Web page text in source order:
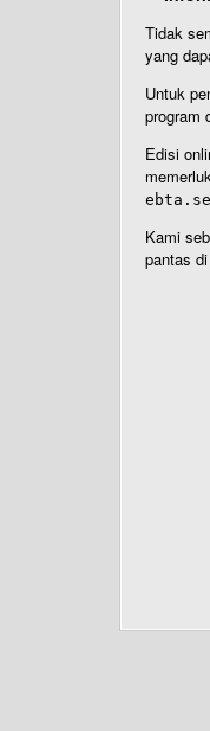
Tidak
yang
Untuk
program
Edisi
Kami
pantas